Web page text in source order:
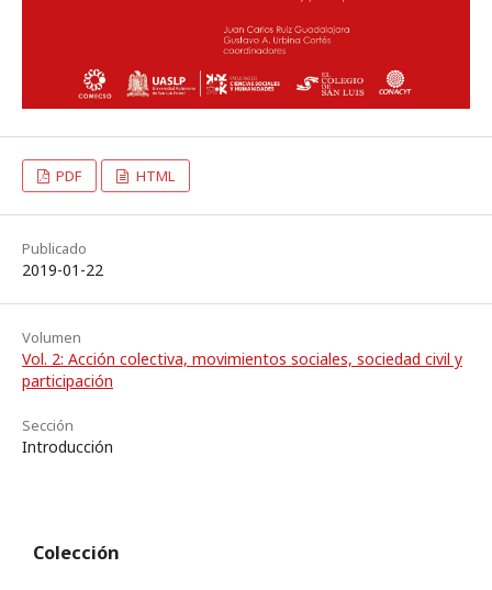
PDF HTML
Publicado
2019-01-22
Volumen
Vol. 2: Acción colectiva, movimientos sociales, sociedad civil y
participación
Sección
Introducción
Colección